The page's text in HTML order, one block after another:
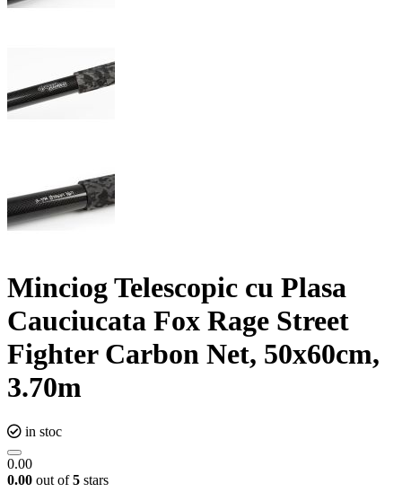
Minciog Telescopic cu Plasa
Cauciucata Fox Rage Street
Fighter Carbon Net, 50x60cm,
3.70m
in stoc
0.00
0.00 out of5 stars